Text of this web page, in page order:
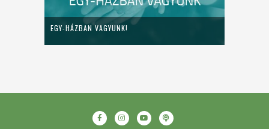
EGY-HÁZBAN VAGYUNK!